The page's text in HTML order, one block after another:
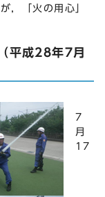
，「火の用心」
平成28年7月
7
月
17